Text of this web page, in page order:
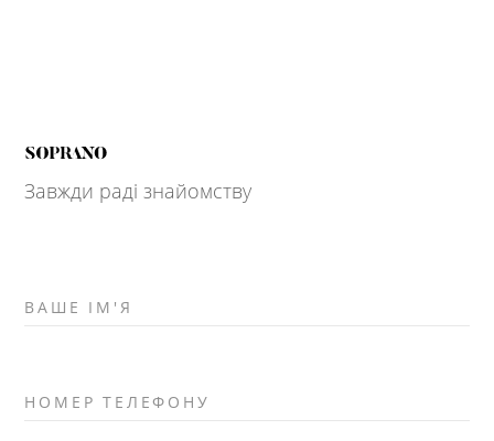
Завжди раді знайомству
ВАШЕ ІМ'Я
НОМЕР ТЕЛЕФОНУ